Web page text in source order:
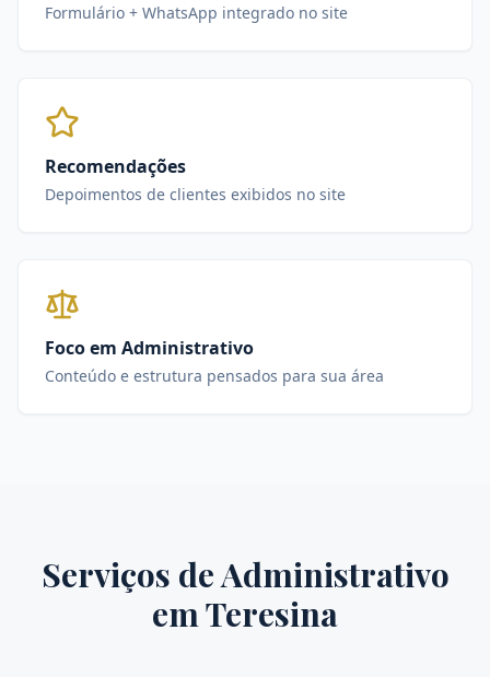
Formulário + WhatsApp integrado no site
Recomendações
Depoimentos de clientes exibidos no site
Foco em Administrativo
Conteúdo e estrutura pensados para sua área
Serviços deAdministrativo
emTeresina